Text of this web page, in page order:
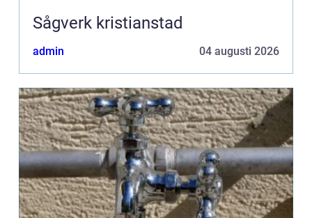
Sågverk kristianstad
admin 04 augusti 2026